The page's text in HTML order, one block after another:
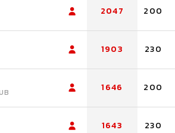
2047 200
1903 230
1646 200
1643 230